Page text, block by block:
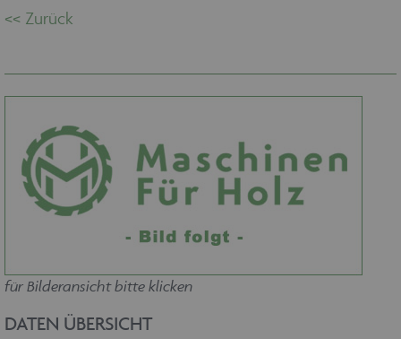
Datenschutz
für Bilderansicht bitte klicken
DATEN ÜBERSICHT